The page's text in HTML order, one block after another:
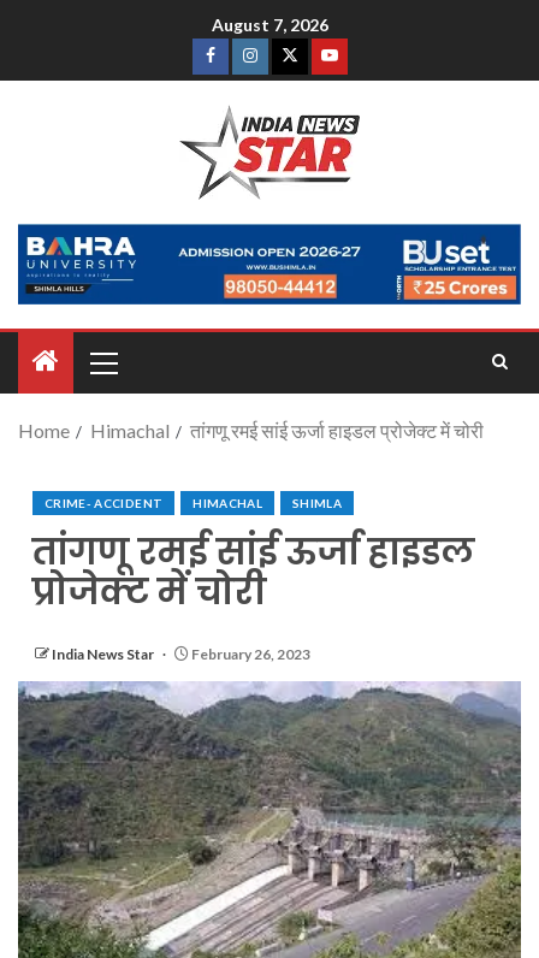
August 7, 2026
Home Himachal तांगणू रमई सांई ऊर्जा हाइडल प्रोजेक्ट में चोरी
CRIME- ACCIDENT HIMACHAL SHIMLA
तांगणू रमई सांई ऊर्जा हाइडल
प्रोजेक्ट में चोरी
India News Star February 26, 2023